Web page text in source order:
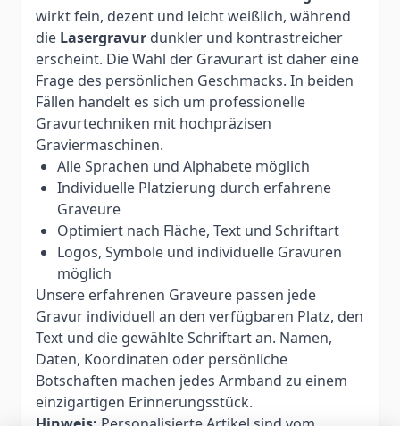
wirkt fein, dezent und leicht weißlich, während
die Lasergravur dunkler und kontrastreicher
erscheint. Die Wahl der Gravurart ist daher eine
Frage des persönlichen Geschmacks. In beiden
Fällen handelt es sich um professionelle
Gravurtechniken mit hochpräzisen
Graviermaschinen.
Alle Sprachen und Alphabete möglich
Individuelle Platzierung durch erfahrene
Graveure
Optimiert nach Fläche, Text und Schriftart
Logos, Symbole und individuelle Gravuren
möglich
Unsere erfahrenen Graveure passen jede
Gravur individuell an den verfügbaren Platz, den
Text und die gewählte Schriftart an. Namen,
Daten, Koordinaten oder persönliche
Botschaften machen jedes Armband zu einem
einzigartigen Erinnerungsstück.
Hinweis: Personalisierte Artikel sind vom